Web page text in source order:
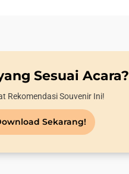
Sesuai Acara?
Rekomendasi Souvenir Ini!
Sekarang!